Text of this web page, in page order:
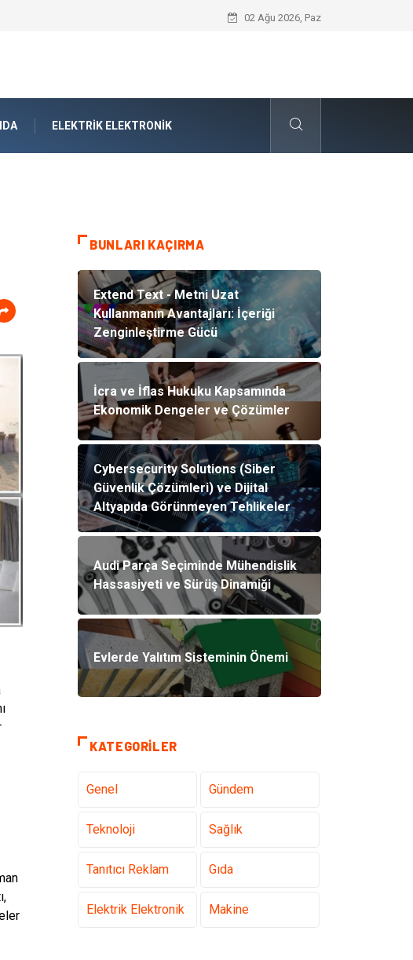
Cybersecurity Solutions (Siber
02 Ağu 2026, Paz
ELEKTRIK ELEKTRONIK
BUNLARI KAÇIRMA
Extend Text - Metni Uzat
Kullanmanın Avantajları: İçeriği
Zenginleştirme Gücü
İcra ve İflas Hukuku Kapsamında
Ekonomik Dengeler ve Çözümler
Cybersecurity Solutions (Siber
Güvenlik Çözümleri) ve Dijital
Altyapıda Görünmeyen Tehlikeler
Audi Parça Seçiminde Mühendislik
Hassasiyeti ve Sürüş Dinamiği
Evlerde Yalıtım Sisteminin Önemi
KATEGORILER
Genel Gündem
Teknoloji Sağlık
Tanıtıcı Reklam Gıda
Elektrik Elektronik Makine